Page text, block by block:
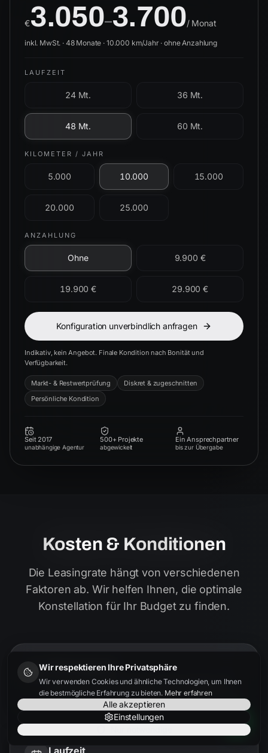
Wir respektieren Ihre Privatsphäre
Wir verwenden Cookies und ähnliche Technologien, um Ihnen
die bestmögliche Erfahrung zu bieten. Mehr erfahren
Alle akzeptieren
Einstellungen
€3.050–3.700/ Monat
inkl. MwSt. · 48Monate · 10.000 km/Jahr · ohne Anzahlung
LAUFZEIT
24 Mt. 36 Mt.
48 Mt. 60 Mt.
KILOMETER / JAHR
5.000 10.000 15.000
20.000 25.000
ANZAHLUNG
Ohne 9.900 €
19.900 € 29.900 €
Konfiguration unverbindlich anfragen
Indikativ, kein Angebot. Finale Kondition nach Bonität und
Verfügbarkeit.
Markt- & Restwertprüfung
Diskret & zugeschnitten
Persönliche Kondition
Seit 2017
unabhängige Agentur
500+ Projekte
abgewickelt
Ein Ansprechpartner
bis zur Übergabe
Kosten & Konditionen
Die Leasingrate hängt von verschiedenen
Faktoren ab. Wir helfen Ihnen, die optimale
Konstellation für Ihr Budget zu finden.
Fahrzeugpreis
Je besser der Einkaufspreis, desto niedriger die
Rate. Wir finden bundesweit die besten Angebote.
Laufzeit